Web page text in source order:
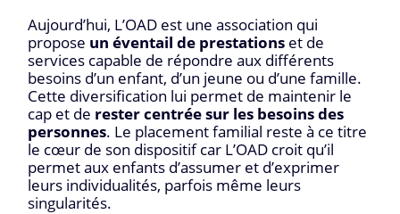
Aujourd’hui, L’OAD est une association qui
propose un éventail de prestations et de
services capable de répondre aux différents
besoins d’un enfant, d’un jeune ou d’une famille.
Cette diversification lui permet de maintenir le
cap et de rester centrée sur les besoins des
personnes. Le placement familial reste à ce titre
le cœur de son dispositif car L’OAD croit qu’il
permet aux enfants d’assumer et d’exprimer
leurs individualités, parfois même leurs
singularités.